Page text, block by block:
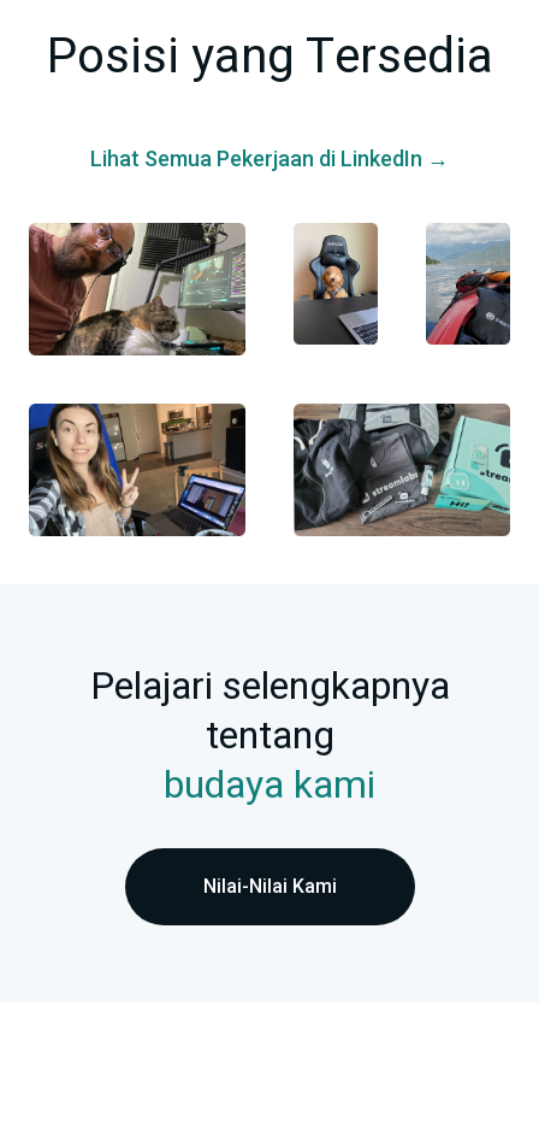
Posisi yang Tersedia
Lihat Semua Pekerjaan di LinkedIn →
Pelajari selengkapnya
tentang
budaya kami
Nilai-Nilai Kami